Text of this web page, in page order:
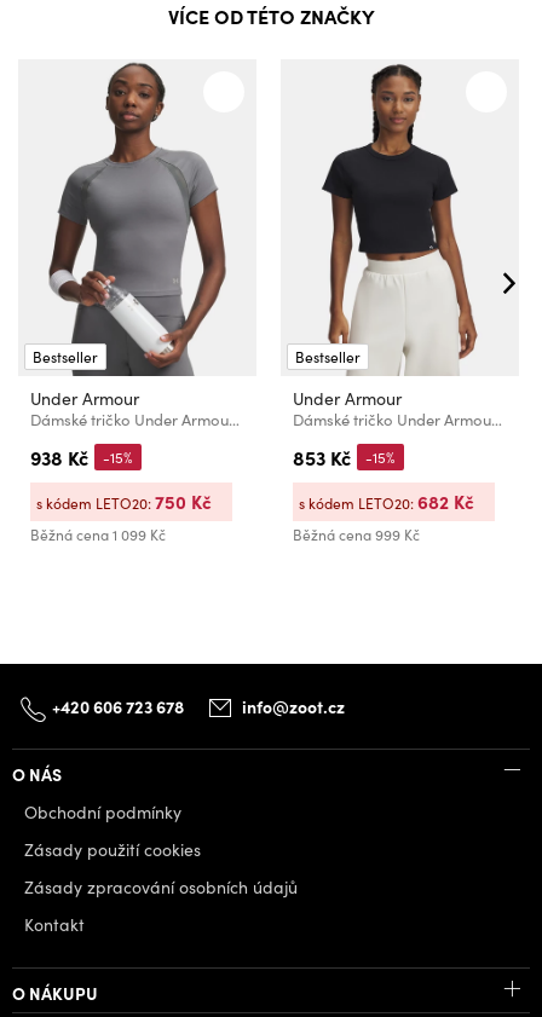
VÍCE OD TÉTO ZNAČKY
Bestseller
Under Armour
Dámské tričko Under Armour Motion Mesh SS
938 Kč
Běžná cena1 099 Kč
-15%
s kódem LETO20:750 Kč
Bestseller
Under Armour
Dámské tričko Under Armour UA Rival Rib Baby Tee
853 Kč
Běžná cena999 Kč
-15%
s kódem LETO20:682 Kč
+420 606 723 678 info@zoot.cz
O NÁS
Obchodní podmínky
Zásady použití cookies
Zásady zpracování osobních údajů
Kontakt
O NÁKUPU